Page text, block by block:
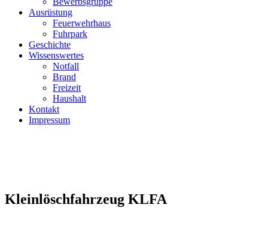
Ausrüstung
Feuerwehrhaus
Fuhrpark
Geschichte
Wissenswertes
Notfall
Brand
Freizeit
Haushalt
Kontakt
Impressum
Kleinlöschfahrzeug KLFA